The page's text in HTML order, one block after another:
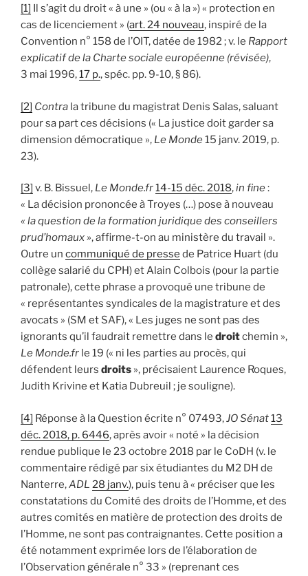
[1] Il s’agit du droit « à une » (ou « à la ») « protection en
cas de licenciement » (art. 24 nouveau, inspiré de la
Convention n° 158 de l’OIT, datée de 1982 ; v. le Rapport
explicatif de la Charte sociale européenne (révisée),
3 mai 1996,17 p., spéc. pp. 9-10, § 86).
[2] Contra la tribune du magistrat Denis Salas, saluant
pour sa part ces décisions (« La justice doit garder sa
dimension démocratique », Le Monde15 janv. 2019, p.
23).
[3] v. B. Bissuel, Le Monde.fr14-15 déc. 2018,in fine:
« La décision prononcée à Troyes (…) pose à nouveau
« la question de la formation juridique des conseillers
prud’homaux », affirme-t-on au ministère du travail ».
Outre un communiqué de presse de Patrice Huart (du
collège salarié du CPH) et Alain Colbois (pour la partie
patronale), cette phrase a provoqué une tribune de
« représentantes syndicales de la magistrature et des
avocats » (SM et SAF), « Les juges ne sont pas des
ignorants qu’il faudrait remettre dans le droitchemin »,
Le Monde.fr le 19 (« ni les parties au procès, qui
défendent leurs droits », précisaient Laurence Roques,
Judith Krivine et Katia Dubreuil ; je souligne).
[4] Réponse à la Question écrite n° 07493,JO Sénat13
déc. 2018, p. 6446, après avoir « noté » la décision
rendue publique le 23 octobre 2018 par le CoDH (v. le
commentaire rédigé par six étudiantes du M2 DH de
Nanterre,ADL 28 janv.), puis tenu à « préciser que les
constatations du Comité des droits de l’Homme, et des
autres comités en matière de protection des droits de
l’Homme, ne sont pas contraignantes. Cette position a
été notamment exprimée lors de l’élaboration de
l’Observation générale n° 33 » (reprenant ces